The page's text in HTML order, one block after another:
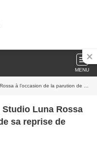
MENU
de la parution de sa reprise de Rockwell !
Luna Rossa
sa reprise de